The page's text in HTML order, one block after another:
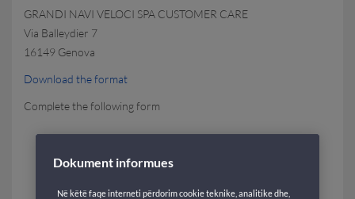
GRANDI NAVI VELOCI SPA CUSTOMER CARE
Via Balleydier 7
16149 Genova
Download the format
Complete the following form
Message Subject
Dokument informues
Në këtë faqe interneti përdorim cookie teknike, analitike dhe,